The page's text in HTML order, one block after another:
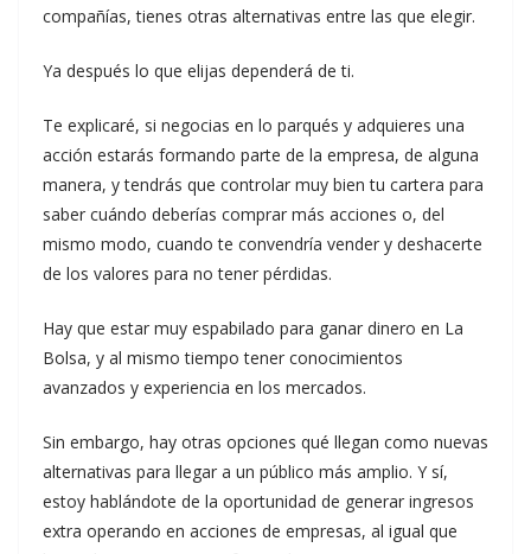
compañías, tienes otras alternativas entre las que elegir.
Ya después lo que elijas dependerá de ti.
Te explicaré, si negocias en lo parqués y adquieres una
acción estarás formando parte de la empresa, de alguna
manera, y tendrás que controlar muy bien tu cartera para
saber cuándo deberías comprar más acciones o, del
mismo modo, cuando te convendría vender y deshacerte
de los valores para no tener pérdidas.
Hay que estar muy espabilado para ganar dinero en La
Bolsa, y al mismo tiempo tener conocimientos
avanzados y experiencia en los mercados.
Sin embargo, hay otras opciones qué llegan como nuevas
alternativas para llegar a un público más amplio. Y sí,
estoy hablándote de la oportunidad de generar ingresos
extra operando en acciones de empresas, al igual que